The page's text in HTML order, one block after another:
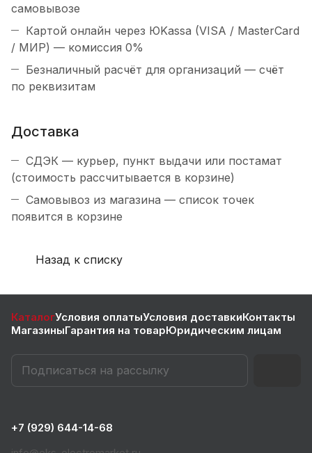
самовывозе
Картой онлайн через ЮKassa (VISA / MasterCard
/ МИР) — комиссия 0%
Безналичный расчёт для организаций — счёт
по реквизитам
Доставка
СДЭК — курьер, пункт выдачи или постамат
(стоимость рассчитывается в корзине)
Самовывоз из магазина — список точек
появится в корзине
Назад к списку
КаталогУсловия оплатыУсловия доставкиКонтакты
МагазиныГарантия на товарЮридическим лицам
+7 (929) 644-14-68